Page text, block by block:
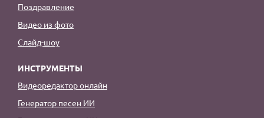
Поздравление
Видео из фото
Слайд-шоу
ИНСТРУМЕНТЫ
Видеоредактор онлайн
Генератор песен ИИ